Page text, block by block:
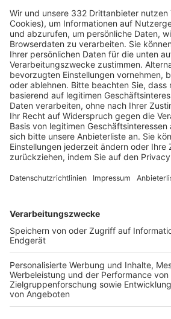
HÄUFIG BESUCHTE SEITEN
Pässe und Vereinswechsel
Trainerausbildung
Schulungsangebot Vereinsmitarbeiter
BFV-Geschäftsstellen
Trainerbörse
Login SpielPlus
FOLGE DEM BFV
TOP-VEREINE
TOP-PARTNER